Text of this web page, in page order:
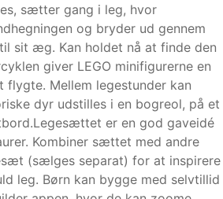
sætter gang i leg, hvor
og bryder ud gennem
sit æg. Kan holdet nå at finde den
giver LEGO minifigurerne en
Mellem legestunder kan
dyr udstilles i en bogreol, på et
er en god gaveidé
Kombiner sættet med andre
(sælges separat) for at inspirere
leg. Børn kan bygge med selvtillid